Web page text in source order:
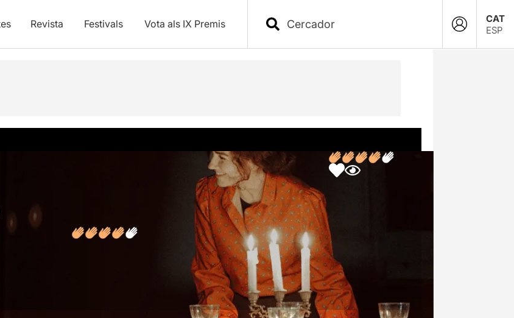
Revista Festivals Vota als IX Premis
CAT
ESP
Opinions Articles